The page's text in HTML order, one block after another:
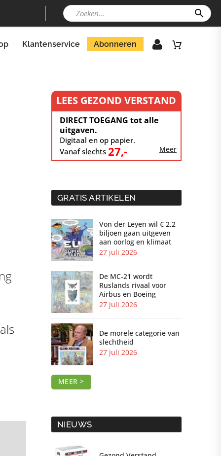
Klantenservice Abonneren
LEES GEZOND VERSTAND
DIRECT TOEGANG tot alle
uitgaven.
Digitaal en op papier.
Vanaf slechts 27,- Meer
GRATIS ARTIKELEN
Von der Leyen wil € 2,2
biljoen gaan uitgeven
aan oorlog en klimaat
27 juli 2026
De MC-21 wordt
Ruslands rivaal voor
Airbus en Boeing
27 juli 2026
De morele categorie van
slechtheid
27 juli 2026
MEER >
NIEUWS